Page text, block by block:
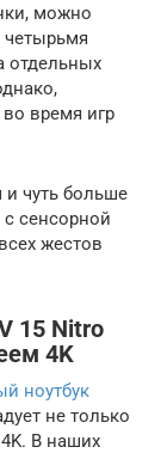
можно
четырьмя
отдельных
время игр
и чуть больше
с сенсорной
жестов
15 Nitro
4K
ноутбук
не только
В наших